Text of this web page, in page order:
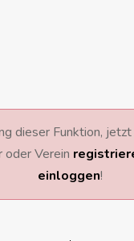
dieser Funktion,
oder Verein
einloggen!